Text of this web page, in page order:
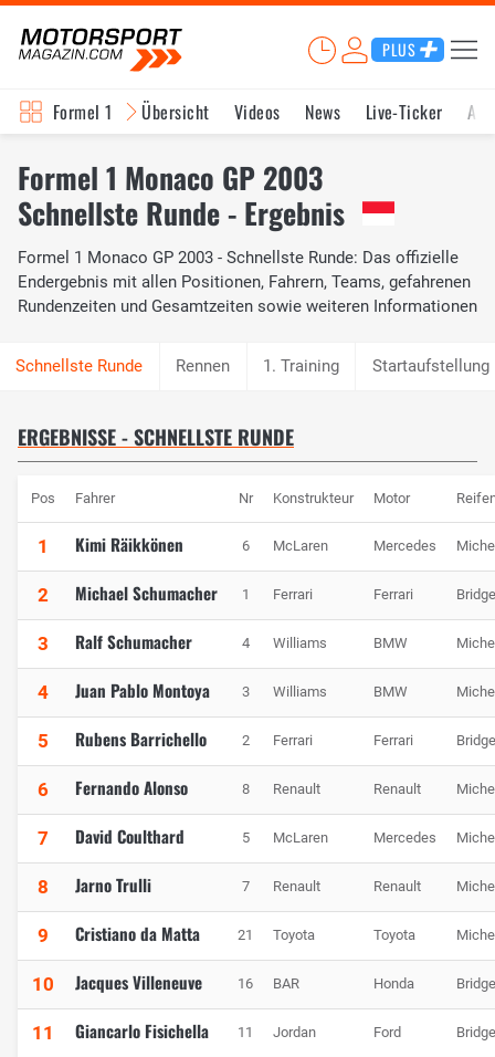
PLUS
Formel 1 Übersicht Videos News Live-Ticker
Formel 1 Monaco GP 2003
Schnellste Runde - Ergebnis
Formel 1 Monaco GP 2003 - Schnellste Runde: Das offizielle
Endergebnis mit allen Positionen, Fahrern, Teams, gefahrenen
Rundenzeiten und Gesamtzeiten sowie weiteren Informationen
Rennen 1. Training Startaufstellung
ERGEBNISSE - SCHNELLSTE RUNDE
Pos Fahrer Nr Konstrukteur Motor
1 Kimi Räikkönen 6 McLaren Mercedes
2 Michael Schumacher 1 Ferrari Ferrari
3 Ralf Schumacher 4 Williams BMW
4 Juan Pablo Montoya 3 Williams BMW
5 Rubens Barrichello 2 Ferrari Ferrari
6 Fernando Alonso 8 Renault Renault
7 David Coulthard 5 McLaren Mercedes
8 Jarno Trulli 7 Renault Renault
9 Cristiano da Matta 21 Toyota Toyota
10 Jacques Villeneuve 16 BAR Honda
11 Giancarlo Fisichella 11 Jordan Ford